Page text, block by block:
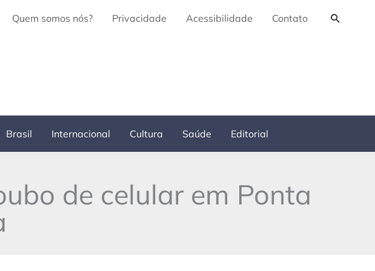
Quem somos nós? Privacidade Acessibilidade Contato
Brasil Internacional Cultura Saúde Editorial
de celular em Ponta